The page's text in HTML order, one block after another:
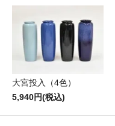
大宮投入（4色）
5,940円(税込)